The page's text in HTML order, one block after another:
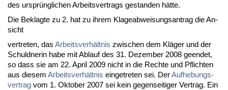
des ursprüng­li­chen Ar­beits­ver­trags ge­stan­den hätte.
Die Be­klag­te zu 2. hat zu ih­rem Kla­ge­ab­wei­sungs­an­trag die An­
sicht
ver­tre­ten, das Ar­beits­verhält­nis zwi­schen dem Kläger und der
Schuld­ne­rin ha­be mit Ab­lauf des 31. De­zem­ber 2008 ge­en­det,
so dass sie am 22. April 2009 nicht in die Rech­te und Pflich­ten
aus die­sem Ar­beits­verhält­nis ein­ge­tre­ten sei. DerAuf­he­bungs­
ver­trag vom 1. Ok­to­ber 2007 sei kein ge­gen­sei­ti­ger Ver­trag. Ein